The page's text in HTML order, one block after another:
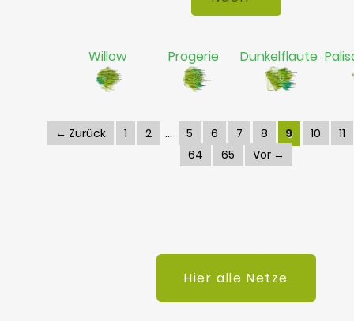
Willow Progerie Dunkelflaute
← Zurück 1 2 5 6 7 8 9 10
11
64
65 Vor →
Hier alle Netze